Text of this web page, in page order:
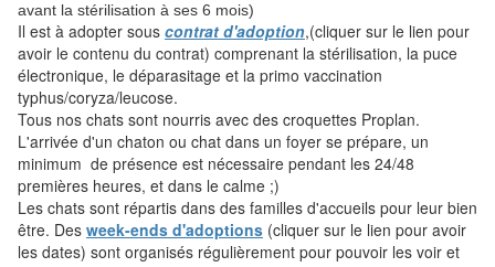
avant la stérilisation à ses 6 mois)
Il est à adopter sous contrat d'adoption,(cliquer sur le lien pour
avoir le contenu du contrat) comprenant la stérilisation, la puce
électronique, le déparasitage et la primo vaccination
typhus/coryza/leucose.
Tous nos chats sont nourris avec des croquettes Proplan.
L'arrivée d'un chaton ou chat dans un foyer se prépare, un
minimum de présence est nécessaire pendant les 24/48
premières heures, et dans le calme ;)
Les chats sont répartis dans des familles d'accueils pour leur bien
être. Des week-ends d'adoptions (cliquer sur le lien pour avoir
les dates) sont organisés régulièrement pour pouvoir les voir et